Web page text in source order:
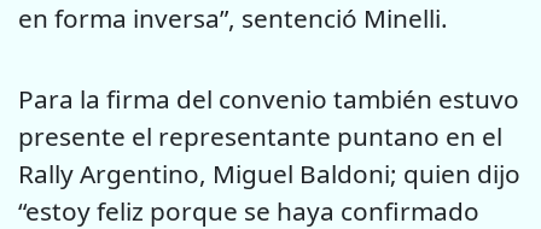
en forma inversa”, sentenció Minelli.
Para la firma del convenio también estuvo
presente el representante puntano en el
Rally Argentino, Miguel Baldoni; quien dijo
“estoy feliz porque se haya confirmado